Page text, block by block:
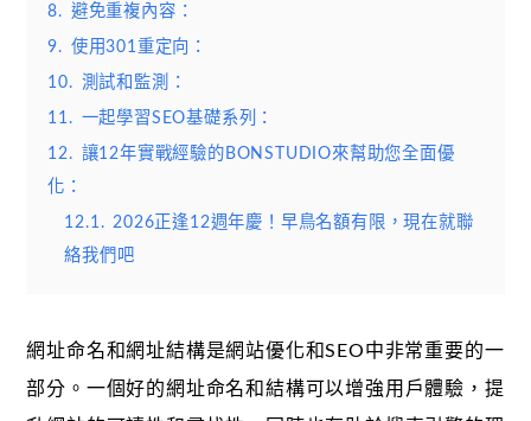
8. 避免重複內容：
9. 使用301重定向：
10. 測試和監測：
11. 一起學習SEO基礎系列：
12. 讓12年實戰經驗的BONSTUDIO來幫助您全面優
化：
12.1. 2026正逢12週年慶！早鳥名額有限，現在就聯
絡我們吧
網址命名和網址結構是網站優化和SEO中非常重要的一
部分。一個好的網址命名和結構可以增強用戶體驗，提